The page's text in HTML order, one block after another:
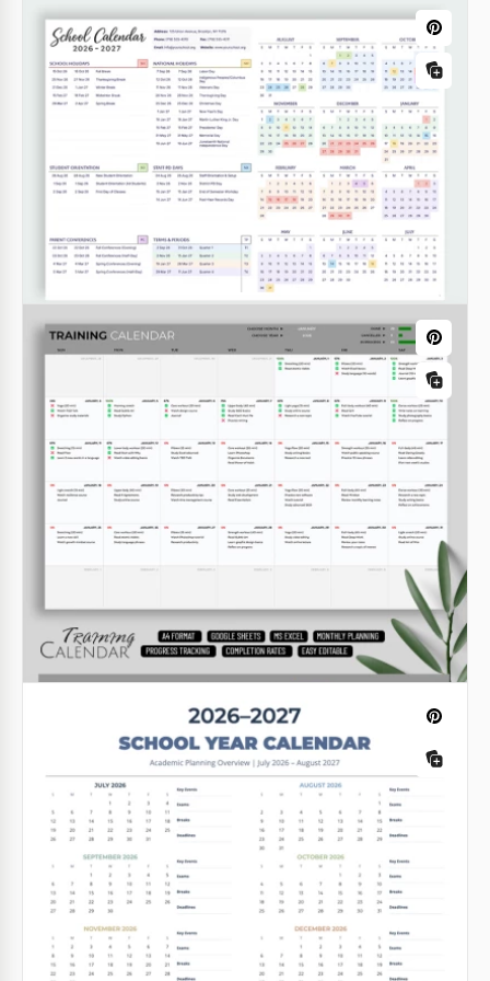
Marketing des médias sociaux
Vous avez besoin d'un planificateur en ligne
pratique pour vos publications sur les réseaux
sociaux?
Google Sheets